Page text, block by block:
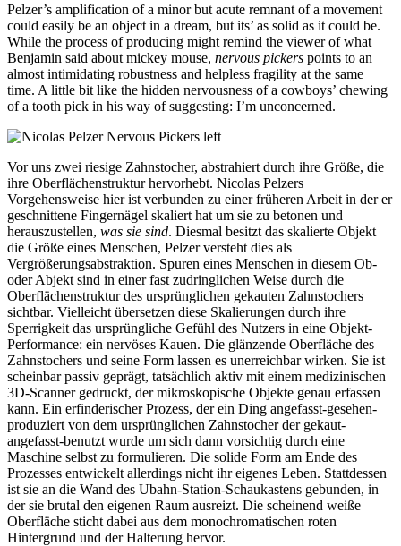
Pelzer’s amplification of a minor but acute remnant of a movement
could easily be an object in a dream, but its’ as solid as it could be.
While the process of producing might remind the viewer of what
Benjamin said about mickey mouse, nervous pickers points to an
almost intimidating robustness and helpless fragility at the same
time. A little bit like the hidden nervousness of a cowboys’ chewing
of a tooth pick in his way of suggesting: I’m unconcerned.
Vor uns zwei riesige Zahnstocher, abstrahiert durch ihre Größe, die
ihre Oberflächenstruktur hervorhebt. Nicolas Pelzers
Vorgehensweise hier ist verbunden zu einer früheren Arbeit in der er
geschnittene Fingernägel skaliert hat um sie zu betonen und
herauszustellen, was sie sind. Diesmal besitzt das skalierte Objekt
die Größe eines Menschen, Pelzer versteht dies als
Vergrößerungsabstraktion. Spuren eines Menschen in diesem Ob-
oder Abjekt sind in einer fast zudringlichen Weise durch die
Oberflächenstruktur des ursprünglichen gekauten Zahnstochers
sichtbar. Vielleicht übersetzen diese Skalierungen durch ihre
Sperrigkeit das ursprüngliche Gefühl des Nutzers in eine Objekt-
Performance: ein nervöses Kauen. Die glänzende Oberfläche des
Zahnstochers und seine Form lassen es unerreichbar wirken. Sie ist
scheinbar passiv geprägt, tatsächlich aktiv mit einem medizinischen
3D-Scanner gedruckt, der mikroskopische Objekte genau erfassen
kann. Ein erfinderischer Prozess, der ein Ding angefasst-gesehen-
produziert von dem ursprünglichen Zahnstocher der gekaut-
angefasst-benutzt wurde um sich dann vorsichtig durch eine
Maschine selbst zu formulieren. Die solide Form am Ende des
Prozesses entwickelt allerdings nicht ihr eigenes Leben. Stattdessen
ist sie an die Wand des Ubahn-Station-Schaukastens gebunden, in
der sie brutal den eigenen Raum ausreizt. Die scheinend weiße
Oberfläche sticht dabei aus dem monochromatischen roten
Hintergrund und der Halterung hervor.